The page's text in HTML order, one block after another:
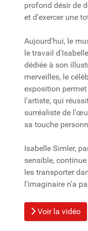
profond désir de
et d'exercer une
Aujourd'hui, le
le travail
dédiée à son
merveilles, le
exposition
l'artiste, qui
surréaliste de
sa touche
Isabelle Simler,
sensible,
les transporter
l'imaginaire n'a
Voir la vidéo